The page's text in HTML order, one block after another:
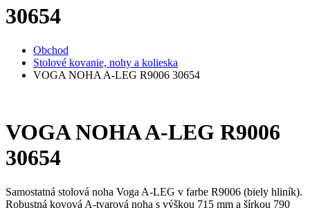
30654
Obchod
Stolové kovanie, nohy a kolieska
VOGA NOHA A-LEG R9006 30654
VOGA NOHA A-LEG R9006
30654
Samostatná stolová noha Voga A-LEG v farbe R9006 (biely hliník).
Robustná kovová A-tvarová noha s výškou 715 mm a šírkou 790